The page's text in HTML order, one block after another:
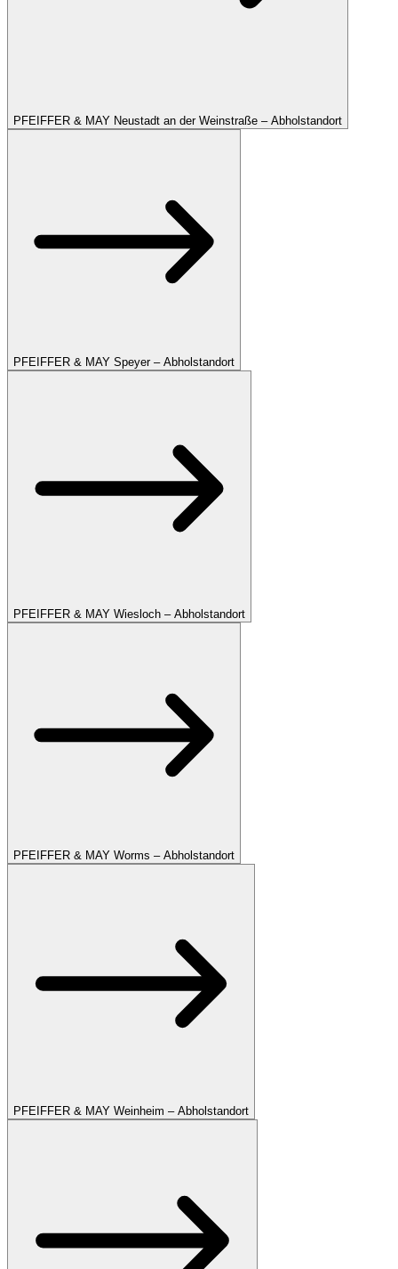
PFEIFFER & MAY Neustadt an der Weinstraße – Abholstandort
PFEIFFER & MAY Speyer – Abholstandort
PFEIFFER & MAY Wiesloch – Abholstandort
PFEIFFER & MAY Worms – Abholstandort
PFEIFFER & MAY Weinheim – Abholstandort